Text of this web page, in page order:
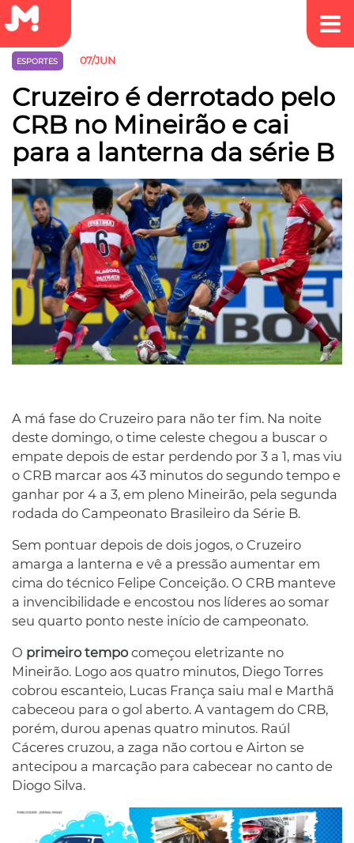
ESPORTES 07/JUN
Cruzeiro é derrotado pelo
CRB no Mineirão e cai
para a lanterna da série B
A má fase do Cruzeiro para não ter fim. Na noite
deste domingo, o time celeste chegou a buscar o
empate depois de estar perdendo por 3 a 1, mas viu
o CRB marcar aos 43 minutos do segundo tempo e
ganhar por 4 a 3, em pleno Mineirão, pela segunda
rodada do Campeonato Brasileiro da Série B.
Sem pontuar depois de dois jogos, o Cruzeiro
amarga a lanterna e vê a pressão aumentar em
cima do técnico Felipe Conceição. O CRB manteve
a invencibilidade e encostou nos líderes ao somar
seu quarto ponto neste início de campeonato.
O primeiro tempocomeçou eletrizante no
Mineirão. Logo aos quatro minutos, Diego Torres
cobrou escanteio, Lucas França saiu mal e Marthã
cabeceou para o gol aberto. A vantagem do CRB,
porém, durou apenas quatro minutos. Raúl
Cáceres cruzou, a zaga não cortou e Airton se
antecipou a marcação para cabecear no canto de
Diogo Silva.